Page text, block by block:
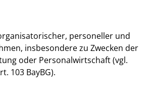
personeller und
insbesondere zu Zwecken der
oder Personalwirtschaft (vgl.
103 BayBG).